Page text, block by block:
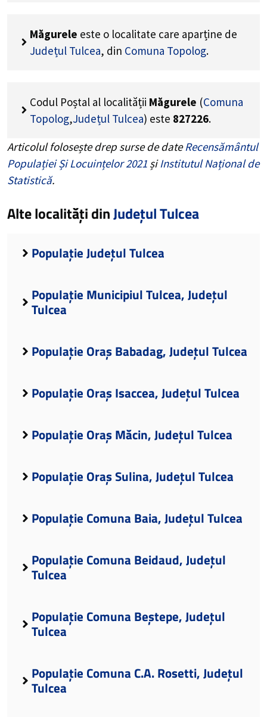
Măgurele este o localitate care aparține de
Județul Tulcea, din Comuna Topolog.
Codul Poștal al localității Măgurele (Comuna
Topolog,Județul Tulcea) este 827226.
Articolul folosește drep surse de dateRecensământul
Populației Și Locuințelor 2021 șiInstitutul Național de
Statistică.
Alte localități dinJudețul Tulcea
Populație Județul Tulcea
Populație Municipiul Tulcea, Județul
Tulcea
Populație Oraș Babadag, Județul Tulcea
Populație Oraș Isaccea, Județul Tulcea
Populație Oraș Măcin, Județul Tulcea
Populație Oraș Sulina, Județul Tulcea
Populație Comuna Baia, Județul Tulcea
Populație Comuna Beidaud, Județul
Tulcea
Populație Comuna Beștepe, Județul
Tulcea
Populație Comuna C.A. Rosetti, Județul
Tulcea